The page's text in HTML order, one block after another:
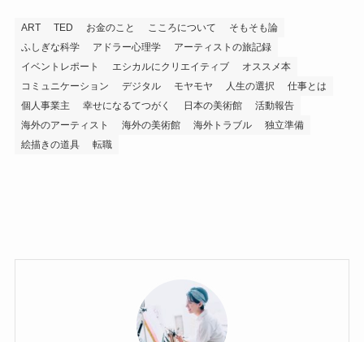
ART TED お金のこと こころについて
そもそも論
ふしぎな科学
アドラー心理学
アーティストの旅記録
イベントレポート
エシカルにクリエイティブ
オススメ本
コミュニケーション
デジタル モヤモヤ 人生の選択
仕事とは
個人事業主
幸せになるてつがく 日本の美術館
活動報告
海外のアーティスト
海外の美術館 海外トラブル
独立準備
絵描きの道具
転職